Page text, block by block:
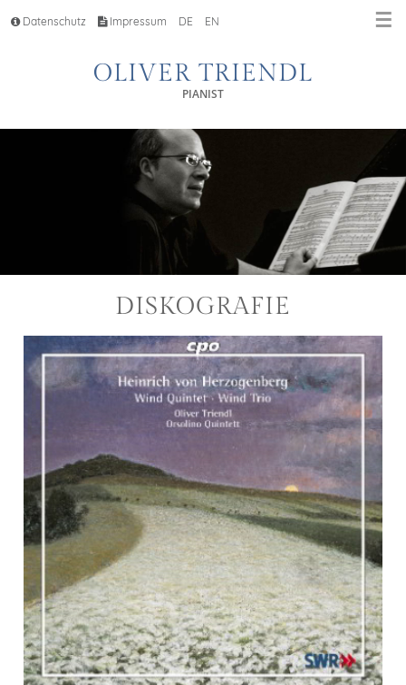
Datenschutz Impressum DE EN ☰
OLIVER TRIENDL
PIANIST
DISKOGRAFIE